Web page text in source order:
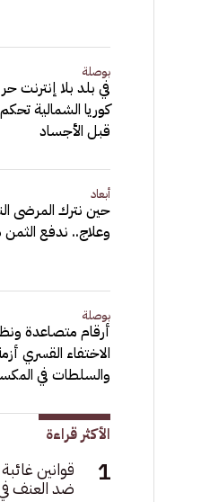
بوصلة
في بلد بلا إنترنت
كوريا الشمالية
قبل الأجساد
أبعاد
حين نترك المرضى
وعلاج.. ندفع الثمن
بوصلة
أرقام متصاعدة
الاختفاء القسري
والسلطات في
الأكثر قراءة
قوانين
ضد العنف